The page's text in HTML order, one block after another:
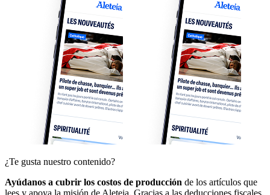
¿Te gusta nuestro contenido?
Ayúdanos a cubrir los costos de producción de los artículos que
lees y apoya la misión de Aleteia. Gracias a las deducciones fiscales,